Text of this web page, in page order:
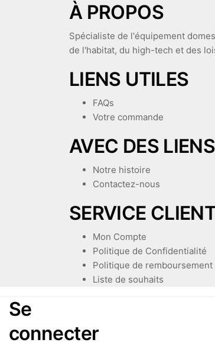
À PROPOS
Spécialiste de l'équipement
de l'habitat, du high-tech et des
LIENS UTILES
FAQs
Votre commande
AVEC DES LIENS
Notre histoire
Contactez-nous
SERVICE
Mon Compte
Politique de Confidentialité
Politique de remboursement
Liste de souhaits
Se
connecter